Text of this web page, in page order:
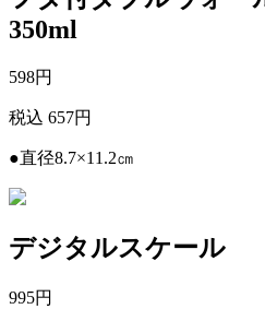
350ml
598円
税込 657円
●直径8.7×11.2㎝
デジタルスケール
995円